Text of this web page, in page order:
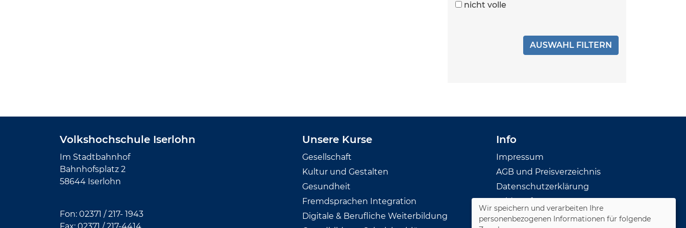
nicht volle
Volkshochschule Iserlohn
Im Stadtbahnhof
Bahnhofsplatz 2
58644 Iserlohn
Fon: 02371 / 217- 1943
Unsere Kurse
Gesellschaft
Kultur und Gestalten
Gesundheit
Fremdsprachen Integration
Digitale & Berufliche Weiterbildung
Info
Impressum
AGB und Preisverzeichnis
Datenschutzerklärung
Widerruf
Cookie Einstellungen
Wir speichern und verarbeiten Ihre
personenbezogenen Informationen für folgende